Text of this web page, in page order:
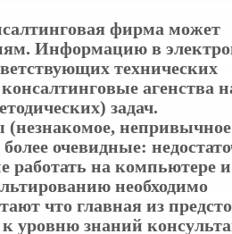
фирма может
Информацию в
технических
агенства
задач.
непривычное
очевидные:
на компьютере и
необходимо
что главная из
уровню знаний